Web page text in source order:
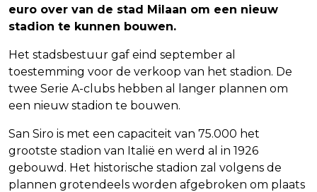
euro over van de stad Milaan om een nieuw
stadion te kunnen bouwen.
Het stadsbestuur gaf eind september al
toestemming voor de verkoop van het stadion. De
twee Serie A-clubs hebben al langer plannen om
een nieuw stadion te bouwen.
San Siro is met een capaciteit van 75.000 het
grootste stadion van Italië en werd al in 1926
gebouwd. Het historische stadion zal volgens de
plannen grotendeels worden afgebroken om plaats